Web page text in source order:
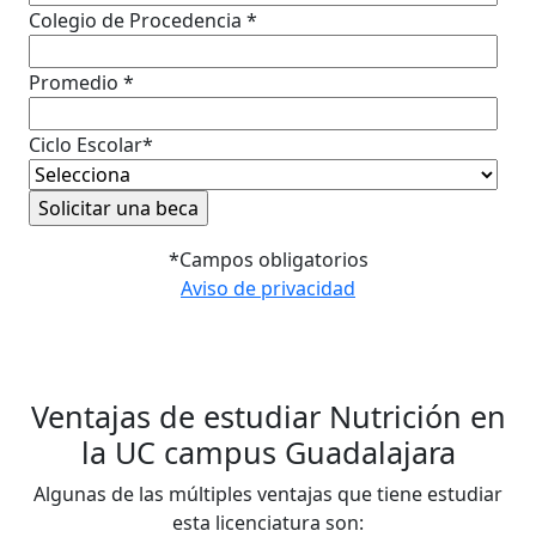
Colegio de Procedencia *
Promedio *
Ciclo Escolar*
*Campos obligatorios
Aviso de privacidad
Ventajas de estudiar Nutrición en
la UC campus Guadalajara
Algunas de las múltiples ventajas que tiene estudiar
esta licenciatura son: